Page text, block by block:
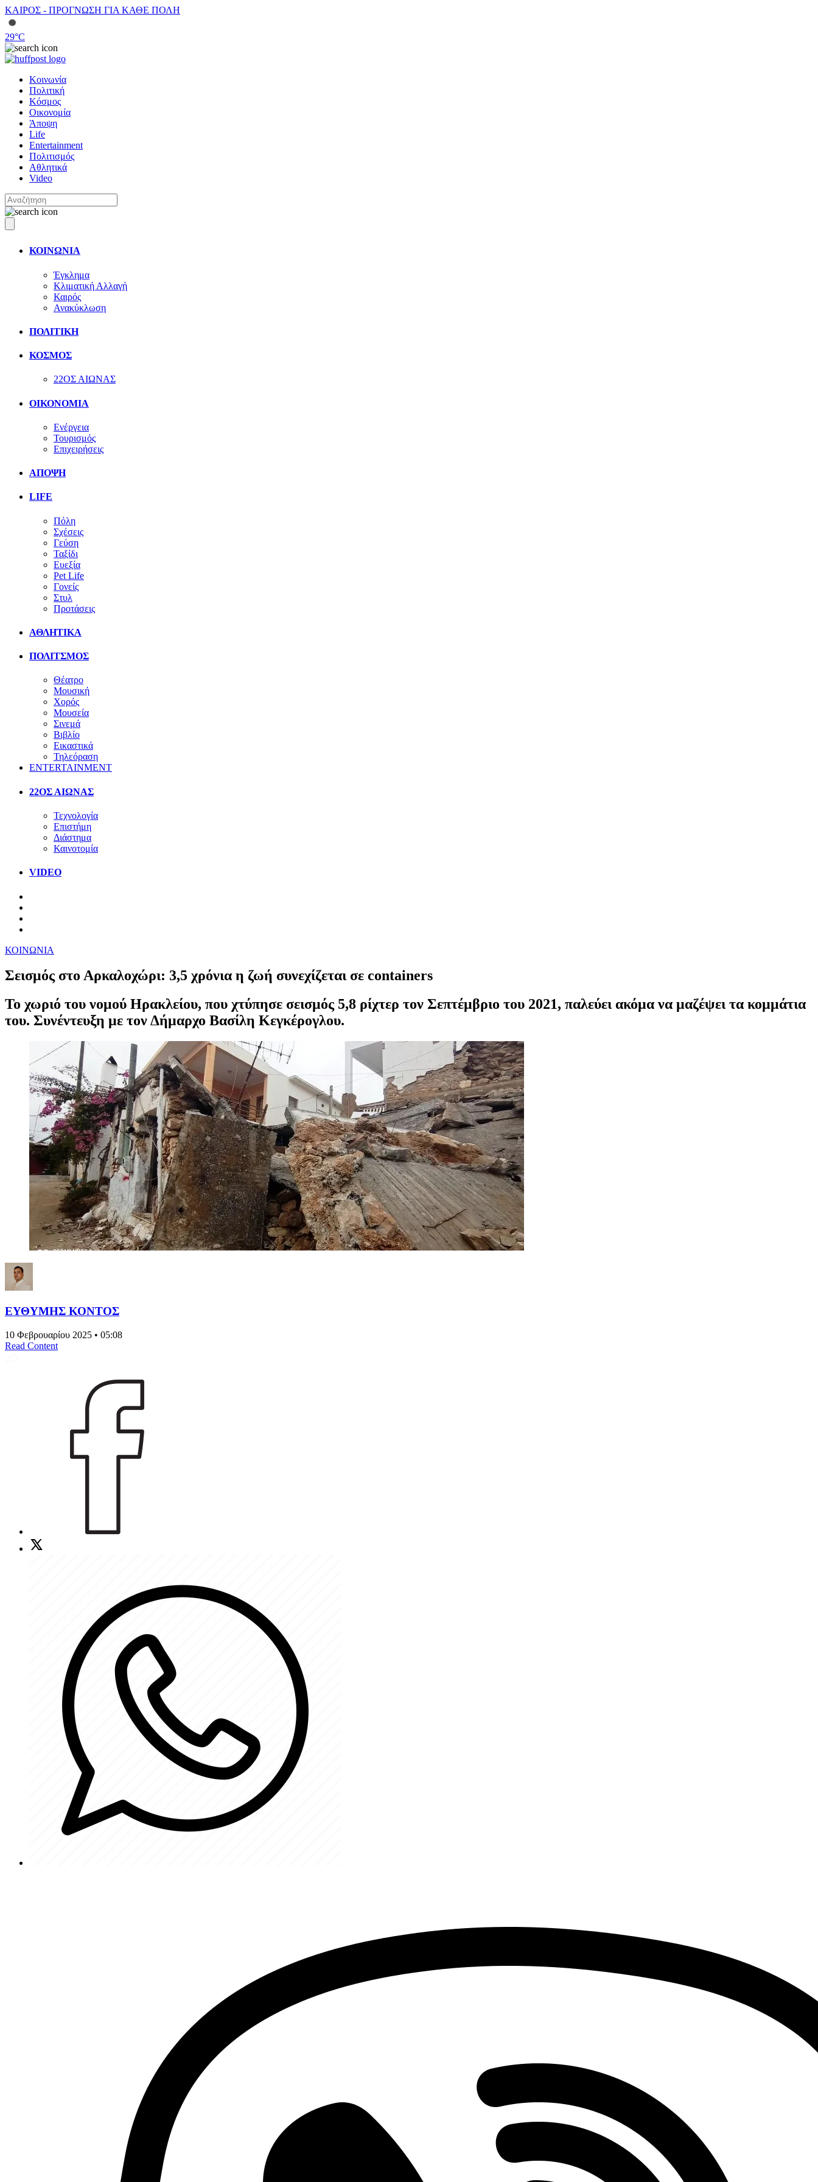
ΚΑΙΡΟΣ - ΠΡΟΓΝΩΣΗ ΓΙΑ ΚΑΘΕ ΠΟΛΗ
29°C
Κοινωνία
Πολιτική
Κόσμος
Οικονομία
Άποψη
Life
Entertainment
Πολιτισμός
Αθλητικά
Video
ΚΟΙΝΩΝΙΑ
Έγκλημα
Κλιματική Αλλαγή
Καιρός
Ανακύκλωση
ΠΟΛΙΤΙΚΗ
ΚΟΣΜΟΣ
22ΟΣ ΑΙΩΝΑΣ
ΟΙΚΟΝΟΜΙΑ
Ενέργεια
Τουρισμός
Επιχειρήσεις
ΑΠΟΨΗ
LIFE
Πόλη
Σχέσεις
Γεύση
Ταξίδι
Ευεξία
Pet Life
Γονείς
Στυλ
Προτάσεις
ΑΘΛΗΤΙΚΑ
ΠΟΛΙΤΣΜΟΣ
Θέατρο
Μουσική
Χορός
Μουσεία
Σινεμά
Βιβλίο
Εικαστικά
Τηλεόραση
ENTERTAINMENT
22ΟΣ ΑΙΩΝΑΣ
Τεχνολογία
Επιστήμη
Διάστημα
Καινοτομία
VIDEO
ΚΟΙΝΩΝΙΑ
Σεισμός στο Αρκαλοχώρι: 3,5 χρόνια η ζωή συνεχίζεται σε containers
Το χωριό του νομού Ηρακλείου, που χτύπησε σεισμός 5,8 ρίχτερ τον Σεπτέμβριο του 2021, παλεύει ακόμα να μαζέψει τα κομμάτια
του. Συνέντευξη με τον Δήμαρχο Βασίλη Κεγκέρογλου.
ΕΥΘΥΜΗΣ ΚΟΝΤΟΣ
10 Φεβρουαρίου 2025 • 05:08
Read Content